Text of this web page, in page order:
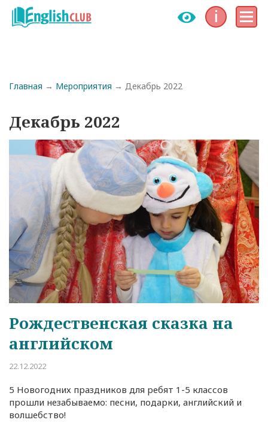
Инфо Меню
Строка навигации
Главная Мероприятия Декабрь 2022
Декабрь 2022
Рождественская сказка на
английском
22.12.2022
5 Новогодних праздников для ребят 1-5 классов
прошли незабываемо: песни, подарки, английский и
волшебство!